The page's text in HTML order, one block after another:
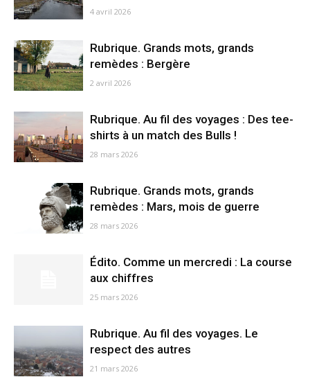
4 avril 2026
Rubrique. Grands mots, grands
remèdes : Bergère
2 avril 2026
Rubrique. Au fil des voyages : Des tee-
shirts à un match des Bulls !
28 mars 2026
Rubrique. Grands mots, grands
remèdes : Mars, mois de guerre
28 mars 2026
Édito. Comme un mercredi : La course
aux chiffres
25 mars 2026
Rubrique. Au fil des voyages. Le
respect des autres
21 mars 2026